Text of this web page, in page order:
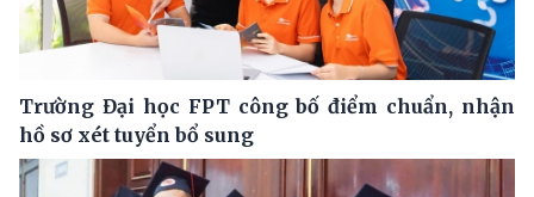
Trường Đại học FPT công bố điểm chuẩn, nhận
hồ sơ xét tuyển bổ sung